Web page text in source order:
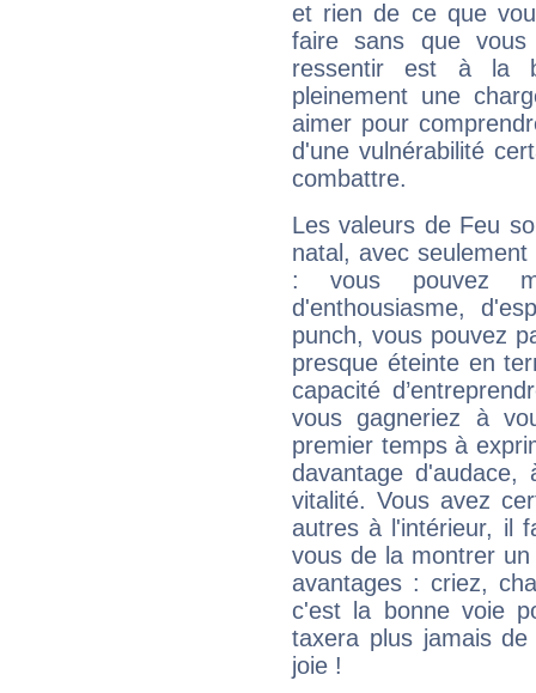
et rien de ce que
faire sans que
ressentir est à la
pleinement une
aimer pour
d'une vulnérabilité
combattre.
Les valeurs de Feu
natal, avec
: vous pouvez
d'enthousiasme,
punch, vous pouvez
presque éteinte en
capacité
vous gagneriez à
premier temps à
davantage
vitalité. Vous avez
autres à l'intérieur, il
vous de la montrer
avantages : criez,
c'est la bonne voie
taxera plus jamais
joie !